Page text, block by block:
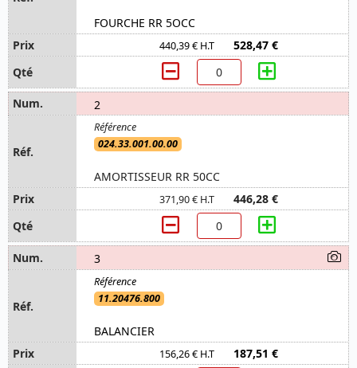
FOURCHE RR 5OCC
440,39 € H.T 528,47 €
2
024.33.001.00.00
AMORTISSEUR RR 50CC
371,90 € H.T 446,28 €
3
11.20476.800
BALANCIER
156,26 € H.T 187,51 €